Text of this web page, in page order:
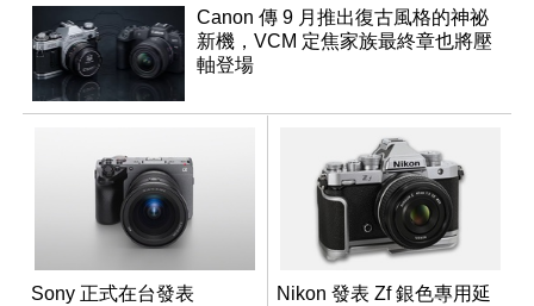
Canon 傳 9 月推出復古風格的神祕
新機，VCM 定焦家族最終章也將壓
軸登場
Sony 正式在台發表
Nikon 發表 Zf 銀色專用延